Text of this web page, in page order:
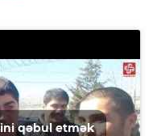
qəbul etmək